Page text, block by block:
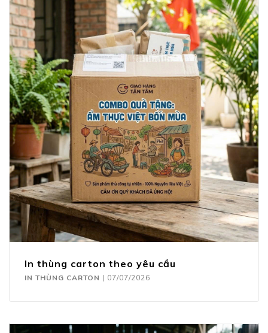
In thùng carton theo yêu cầu
IN THÙNG CARTON | 07/07/2026